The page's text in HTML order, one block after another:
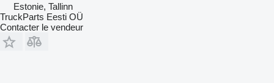
Estonie, Tallinn
TruckParts Eesti OÜ
Contacter le vendeur